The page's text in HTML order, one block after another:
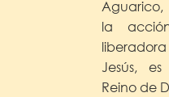
la
Jesús,
Reino de